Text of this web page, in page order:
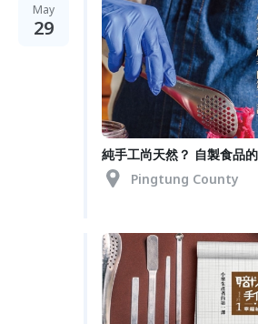
May
29
純手工尚天然？ 自製食品
Pingtung County